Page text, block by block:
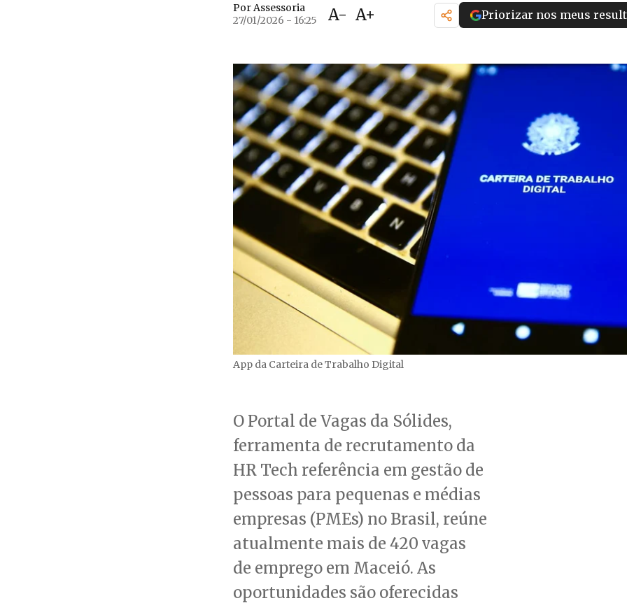
Por Assessoria
27/01/2026 - 16:25
A- A+ Priorizar nos meus
App da Carteira de Trabalho Digital
O Portal de Vagas da Sólides,
ferramenta de recrutamento da
HR Tech referência em gestão de
pessoas para pequenas e médias
empresas (PMEs) no Brasil, reúne
atualmente mais de 420 vagas
de emprego em Maceió. As
oportunidades são oferecidas